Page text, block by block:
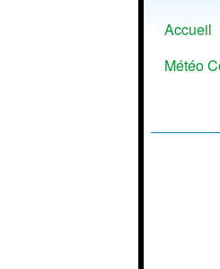
Accueil
Météo